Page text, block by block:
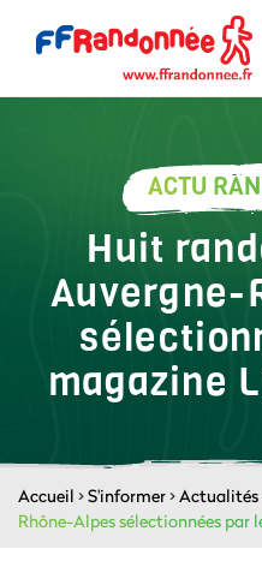
ACTU
Huit
Auvergne-
magazine
Accueil >S'informer>Actualités
Rhône-Alpes sélectionnées par